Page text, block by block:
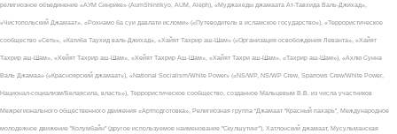
религиозное объединение «АУМ Синрике» (AumShinrikyo, AUM, Aleph), «Муджахеды джамаата Ат-Тавхида Валь-Джихад»,
«Чистопольский Джамаат», «Рохнамо ба суи давлати исломи» («Путеводитель в исламское государство»), «Террористическое
сообщество «Сеть», «Катиба Таухид валь-Джихад», «Хайят Тахрир аш-Шам» («Организация освобождения Леванта», «Хайят
Тахрир аш-Шам», «Хейят Тахрир аш-Шам», «Хейят Тахрир Аш-Шам», «Хайят Тахри аш-Шам», «Тахрир аш-Шам»), «Ахлю Сунна
Валь Джамаа» («Красноярский джамаат»), «National Socialism/White Power» («NS/WP, NS/WP Crew, Sparrows Crew/White Power,
Национал-социализм/Белаясила, власть»), Террористическое сообщество, созданное Мальцевым В.В. из числа участников
Межрегионального общественного движения «Артподготовка», Религиозная группа “Джамаат “Красный пахарь”, Международное
молодежное движение "Колумбайн" (другое используемое наименование "Скулшутинг"), Хатлонский джамаат, Мусульманская